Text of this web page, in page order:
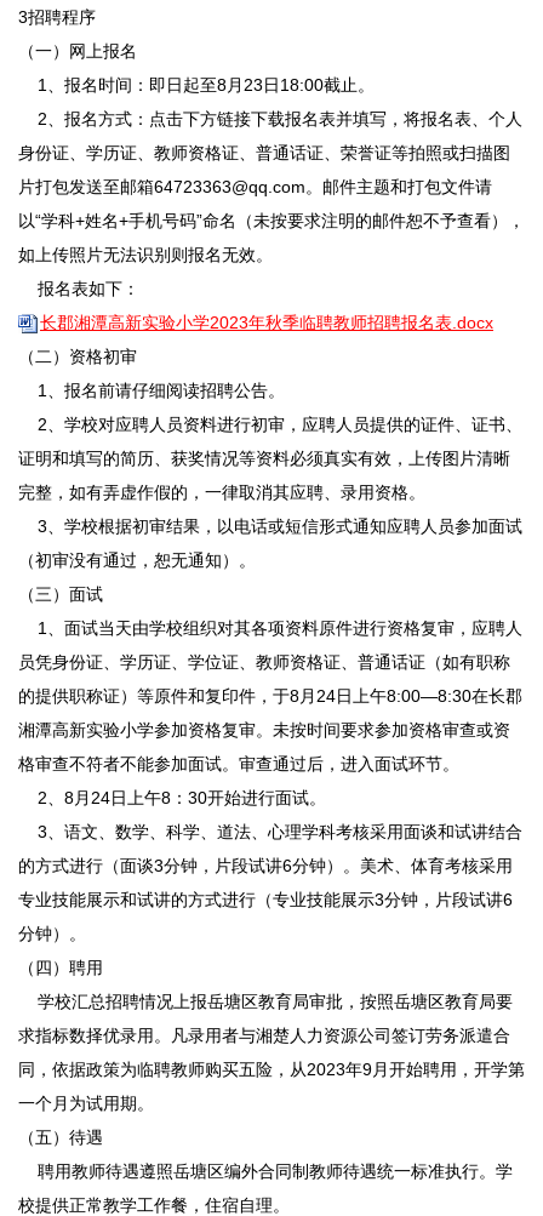
3招聘程序
（一）网上报名
1、报名时间：即日起至8月23日18:00截止。
2、报名方式：点击下方链接下载报名表并填写，将报名表、个人
身份证、学历证、教师资格证、普通话证、荣誉证等拍照或扫描图
片打包发送至邮箱64723363@qq.com。邮件主题和打包文件请
以“学科+姓名+手机号码”命名（未按要求注明的邮件恕不予查看），
如上传照片无法识别则报名无效。
报名表如下：
长郡湘潭高新实验小学2023年秋季临聘教师招聘报名表.docx
（二）资格初审
1、报名前请仔细阅读招聘公告。
2、学校对应聘人员资料进行初审，应聘人员提供的证件、证书、
证明和填写的简历、获奖情况等资料必须真实有效，上传图片清晰
完整，如有弄虚作假的，一律取消其应聘、录用资格。
3、学校根据初审结果，以电话或短信形式通知应聘人员参加面试
（初审没有通过，恕无通知）。
（三）面试
1、面试当天由学校组织对其各项资料原件进行资格复审，应聘人
员凭身份证、学历证、学位证、教师资格证、普通话证（如有职称
的提供职称证）等原件和复印件，于8月24日上午8:00—8:30在长郡
湘潭高新实验小学参加资格复审。未按时间要求参加资格审查或资
格审查不符者不能参加面试。审查通过后，进入面试环节。
2、8月24日上午8：30开始进行面试。
3、语文、数学、科学、道法、心理学科考核采用面谈和试讲结合
的方式进行（面谈3分钟，片段试讲6分钟）。美术、体育考核采用
专业技能展示和试讲的方式进行（专业技能展示3分钟，片段试讲6
分钟）。
（四）聘用
学校汇总招聘情况上报岳塘区教育局审批，按照岳塘区教育局要
求指标数择优录用。凡录用者与湘楚人力资源公司签订劳务派遣合
同，依据政策为临聘教师购买五险，从2023年9月开始聘用，开学第
一个月为试用期。
（五）待遇
聘用教师待遇遵照岳塘区编外合同制教师待遇统一标准执行。学
校提供正常教学工作餐，住宿自理。